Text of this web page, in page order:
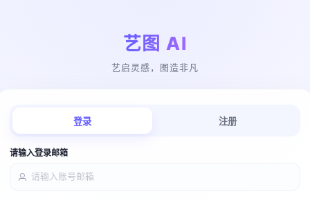
艺图 AI
艺启灵感，图造非凡
登录 注册
请输入登录邮箱